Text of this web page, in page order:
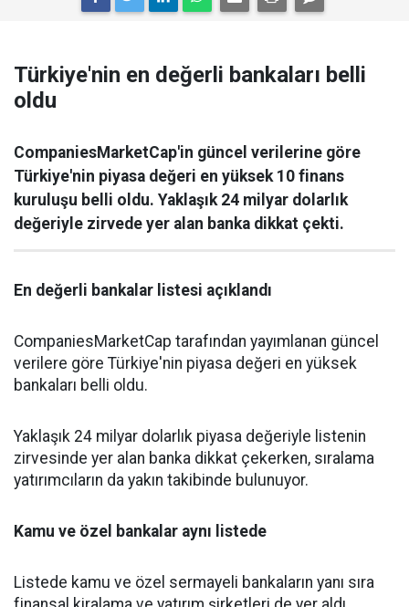
Türkiye'nin en değerli bankaları belli
oldu
CompaniesMarketCap'in güncel verilerine göre
Türkiye'nin piyasa değeri en yüksek 10 finans
kuruluşu belli oldu. Yaklaşık 24 milyar dolarlık
değeriyle zirvede yer alan banka dikkat çekti.
En değerli bankalar listesi açıklandı
CompaniesMarketCap tarafından yayımlanan güncel
verilere göre Türkiye'nin piyasa değeri en yüksek
bankaları belli oldu.
Yaklaşık 24 milyar dolarlık piyasa değeriyle listenin
zirvesinde yer alan banka dikkat çekerken, sıralama
yatırımcıların da yakın takibinde bulunuyor.
Kamu ve özel bankalar aynı listede
Listede kamu ve özel sermayeli bankaların yanı sıra